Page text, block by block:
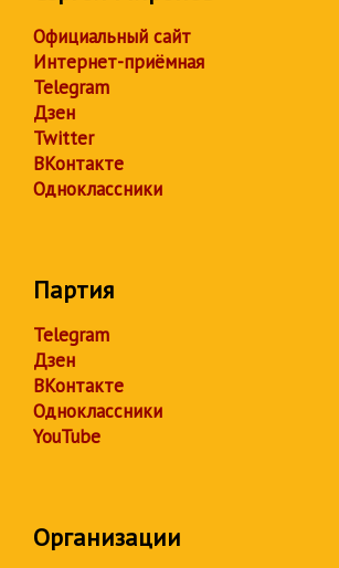
Официальный сайт
Интернет-приёмная
Telegram
Дзен
Twitter
ВКонтакте
Одноклассники
Партия
Telegram
Дзен
ВКонтакте
Одноклассники
YouTube
Организации